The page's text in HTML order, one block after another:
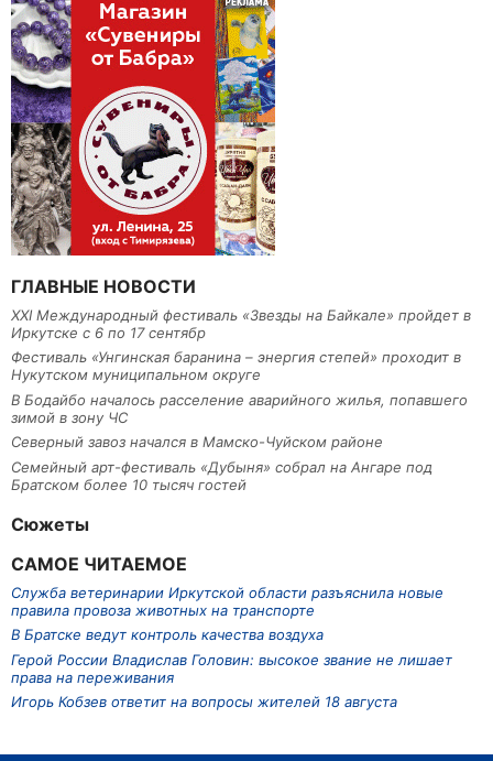
ГЛАВНЫЕ НОВОСТИ
XXI Международный фестиваль «Звезды на Байкале» пройдет в
Иркутске с 6 по 17 сентябр
Фестиваль «Унгинская баранина – энергия степей» проходит в
Нукутском муниципальном округе
В Бодайбо началось расселение аварийного жилья, попавшего
зимой в зону ЧС
Северный завоз начался в Мамско-Чуйском районе
Семейный арт-фестиваль «Дубыня» собрал на Ангаре под
Братском более 10 тысяч гостей
Сюжеты
САМОЕ ЧИТАЕМОЕ
Служба ветеринарии Иркутской области разъяснила новые
правила провоза животных на транспорте
В Братске ведут контроль качества воздуха
Герой России Владислав Головин: высокое звание не лишает
права на переживания
Игорь Кобзев ответит на вопросы жителей 18 августа